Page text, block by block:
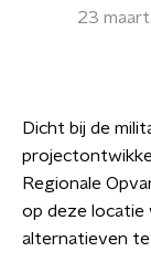
23
Dicht bij de
Regionale
op deze locatie
alternatieven te